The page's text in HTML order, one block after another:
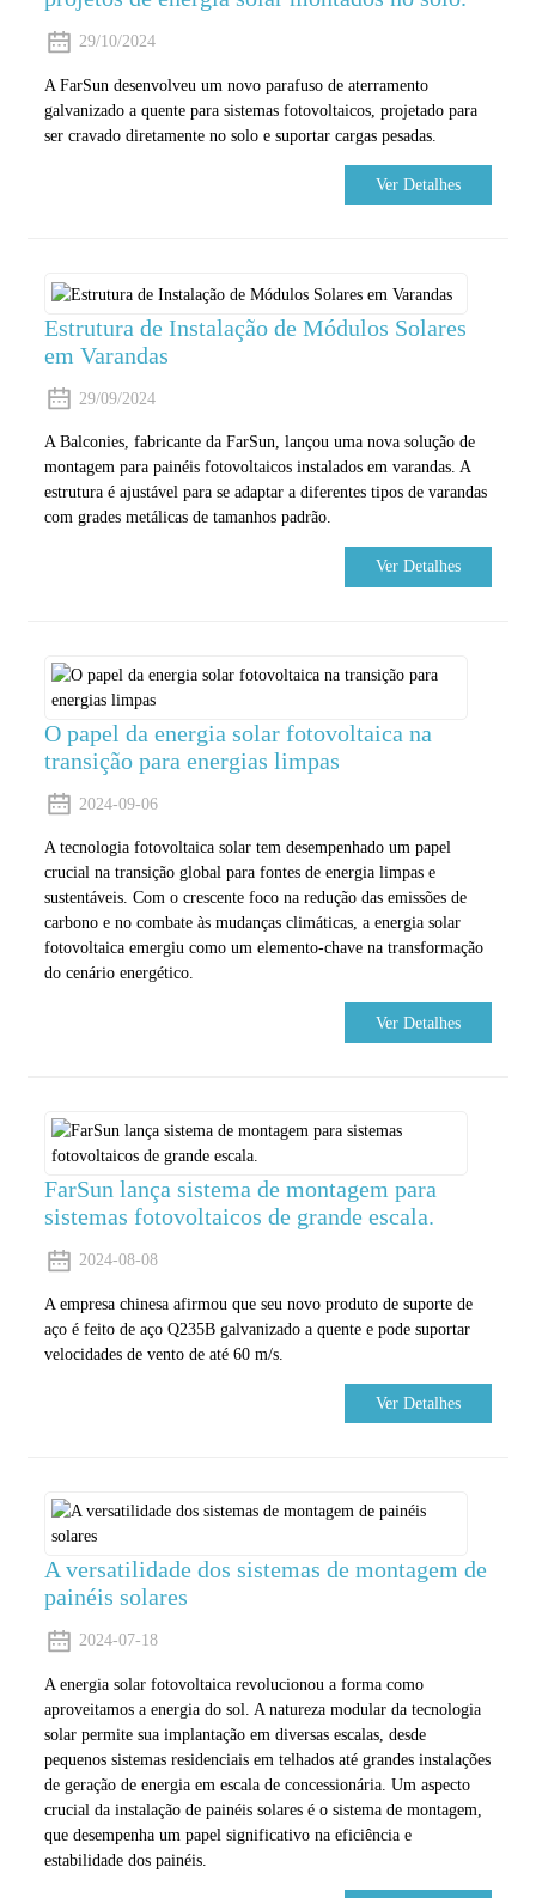
29/10/2024
A FarSun desenvolveu um novo parafuso de aterramento
galvanizado a quente para sistemas fotovoltaicos, projetado para
ser cravado diretamente no solo e suportar cargas pesadas.
Ver Detalhes
Estrutura de Instalação de Módulos Solares
em Varandas
29/09/2024
A Balconies, fabricante da FarSun, lançou uma nova solução de
montagem para painéis fotovoltaicos instalados em varandas. A
estrutura é ajustável para se adaptar a diferentes tipos de varandas
com grades metálicas de tamanhos padrão.
Ver Detalhes
O papel da energia solar fotovoltaica na
transição para energias limpas
2024-09-06
A tecnologia fotovoltaica solar tem desempenhado um papel
crucial na transição global para fontes de energia limpas e
sustentáveis. Com o crescente foco na redução das emissões de
carbono e no combate às mudanças climáticas, a energia solar
fotovoltaica emergiu como um elemento-chave na transformação
do cenário energético.
Ver Detalhes
FarSun lança sistema de montagem para
sistemas fotovoltaicos de grande escala.
2024-08-08
A empresa chinesa afirmou que seu novo produto de suporte de
aço é feito de aço Q235B galvanizado a quente e pode suportar
velocidades de vento de até 60 m/s.
Ver Detalhes
A versatilidade dos sistemas de montagem de
painéis solares
2024-07-18
A energia solar fotovoltaica revolucionou a forma como
aproveitamos a energia do sol. A natureza modular da tecnologia
solar permite sua implantação em diversas escalas, desde
pequenos sistemas residenciais em telhados até grandes instalações
de geração de energia em escala de concessionária. Um aspecto
crucial da instalação de painéis solares é o sistema de montagem,
que desempenha um papel significativo na eficiência e
estabilidade dos painéis.